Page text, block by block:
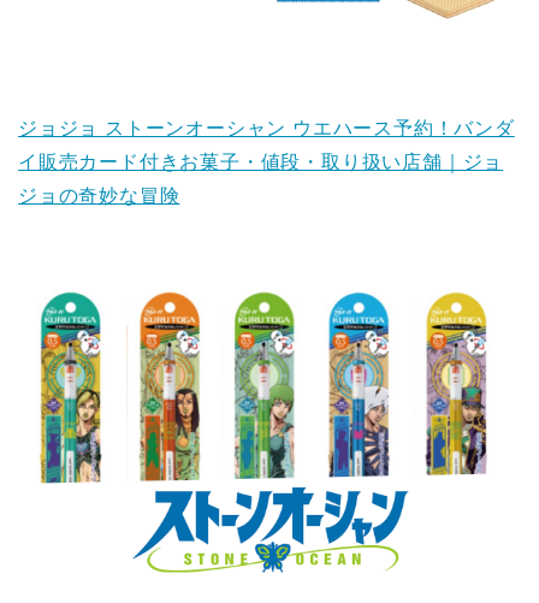
ジョジョ ストーンオーシャン ウエハース予約！バンダ
イ販売カード付きお菓子・値段・取り扱い店舗｜ジョ
ジョの奇妙な冒険